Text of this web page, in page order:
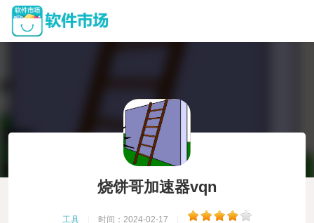
烧饼哥加速器vqn
工具 时间：2024-02-17